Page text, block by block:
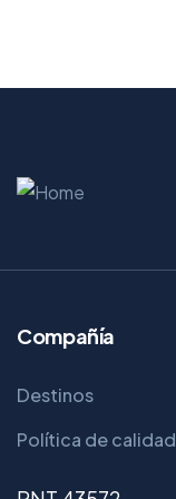
Compañía
Destinos
Política de calidad